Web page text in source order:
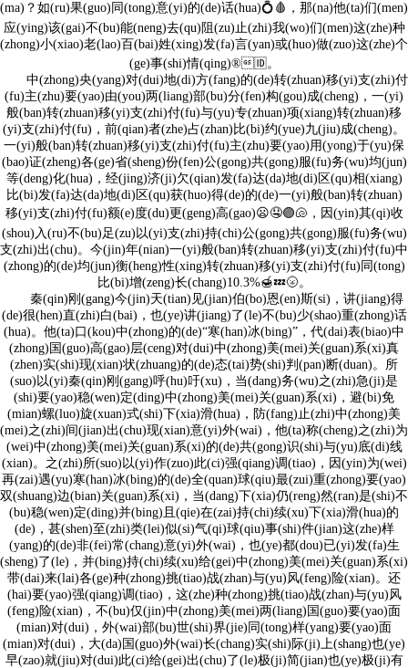
(ma)？如(ru)果(guo)同(tong)意(yi)的(de)话(hua)💍🩸，那(na)他(ta)们(men)
应(ying)该(gai)不(bu)能(neng)去(qu)阻(zu)止(zhi)我(wo)们(men)这(zhe)种
(zhong)小(xiao)老(lao)百(bai)姓(xing)发(fa)言(yan)或(huo)做(zuo)这(zhe)个
(ge)事(shi)情(qing)®🆔。
中(zhong)央(yang)对(dui)地(di)方(fang)的(de)转(zhuan)移(yi)支(zhi)付
(fu)主(zhu)要(yao)由(you)两(liang)部(bu)分(fen)构(gou)成(cheng)，一(yi)
般(ban)转(zhuan)移(yi)支(zhi)付(fu)与(yu)专(zhuan)项(xiang)转(zhuan)移
(yi)支(zhi)付(fu)，前(qian)者(zhe)占(zhan)比(bi)约(yue)九(jiu)成(cheng)。
一(yi)般(ban)转(zhuan)移(yi)支(zhi)付(fu)主(zhu)要(yao)用(yong)于(yu)保
(bao)证(zheng)各(ge)省(sheng)份(fen)公(gong)共(gong)服(fu)务(wu)均(jun)
等(deng)化(hua)，经(jing)济(ji)欠(qian)发(fa)达(da)地(di)区(qu)相(xiang)
比(bi)发(fa)达(da)地(di)区(qu)获(huo)得(de)的(de)一(yi)般(ban)转(zhuan)
移(yi)支(zhi)付(fu)额(e)度(du)更(geng)高(gao)😦🤤🟣🐚，因(yin)其(qi)收
(shou)入(ru)不(bu)足(zu)以(yi)支(zhi)持(chi)公(gong)共(gong)服(fu)务(wu)
支(zhi)出(chu)。今(jin)年(nian)一(yi)般(ban)转(zhuan)移(yi)支(zhi)付(fu)中
(zhong)的(de)均(jun)衡(heng)性(xing)转(zhuan)移(yi)支(zhi)付(fu)同(tong)
比(bi)增(zeng)长(chang)10.3%🍯💤🌝。
秦(qin)刚(gang)今(jin)天(tian)见(jian)伯(bo)恩(en)斯(si)，讲(jiang)得
(de)很(hen)直(zhi)白(bai)，也(ye)讲(jiang)了(le)不(bu)少(shao)重(zhong)话
(hua)。他(ta)口(kou)中(zhong)的(de)“寒(han)冰(bing)”，代(dai)表(biao)中
(zhong)国(guo)高(gao)层(ceng)对(dui)中(zhong)美(mei)关(guan)系(xi)真
(zhen)实(shi)现(xian)状(zhuang)的(de)态(tai)势(shi)判(pan)断(duan)。所
(suo)以(yi)秦(qin)刚(gang)呼(hu)吁(xu)，当(dang)务(wu)之(zhi)急(ji)是
(shi)要(yao)稳(wen)定(ding)中(zhong)美(mei)关(guan)系(xi)，避(bi)免
(mian)螺(luo)旋(xuan)式(shi)下(xia)滑(hua)，防(fang)止(zhi)中(zhong)美
(mei)之(zhi)间(jian)出(chu)现(xian)意(yi)外(wai)，他(ta)称(cheng)之(zhi)为
(wei)中(zhong)美(mei)关(guan)系(xi)的(de)共(gong)识(shi)与(yu)底(di)线
(xian)。之(zhi)所(suo)以(yi)作(zuo)此(ci)强(qiang)调(tiao)，因(yin)为(wei)
再(zai)遇(yu)寒(han)冰(bing)的(de)全(quan)球(qiu)最(zui)重(zhong)要(yao)
双(shuang)边(bian)关(guan)系(xi)，当(dang)下(xia)仍(reng)然(ran)是(shi)不
(bu)稳(wen)定(ding)并(bing)且(qie)在(zai)持(chi)续(xu)下(xia)滑(hua)的
(de)，甚(shen)至(zhi)类(lei)似(si)气(qi)球(qiu)事(shi)件(jian)这(zhe)样
(yang)的(de)非(fei)常(chang)意(yi)外(wai)，也(ye)都(dou)已(yi)发(fa)生
(sheng)了(le)，并(bing)持(chi)续(xu)给(gei)中(zhong)美(mei)关(guan)系(xi)
带(dai)来(lai)各(ge)种(zhong)挑(tiao)战(zhan)与(yu)风(feng)险(xian)。还
(hai)要(yao)强(qiang)调(tiao)，这(zhe)种(zhong)挑(tiao)战(zhan)与(yu)风
(feng)险(xian)，不(bu)仅(jin)中(zhong)美(mei)两(liang)国(guo)要(yao)面
(mian)对(dui)，外(wai)部(bu)世(shi)界(jie)同(tong)样(yang)要(yao)面
(mian)对(dui)，大(da)国(guo)外(wai)长(chang)实(shi)际(ji)上(shang)也(ye)
早(zao)就(jiu)对(dui)此(ci)给(gei)出(chu)了(le)极(ji)简(jian)也(ye)极(ji)有